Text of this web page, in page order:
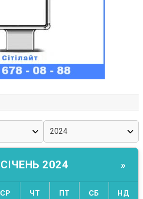
СІЧЕНЬ 2024 »
СР ЧТ ПТ СБ НД